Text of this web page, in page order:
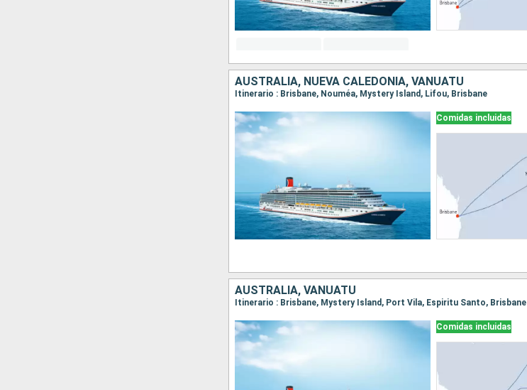
AUSTRALIA, NUEVA CALEDONIA, VANUATU
Itinerario : Brisbane, Nouméa, Mystery Island, Lifou, Brisbane
Comidas incluidas
AUSTRALIA, VANUATU
Itinerario : Brisbane, Mystery Island, Port Vila, Espiritu Santo, Brisbane
Comidas incluidas